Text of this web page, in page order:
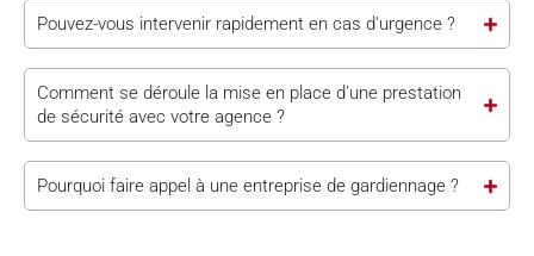
Pouvez-vous intervenir rapidement en cas d'urgence ?
Comment se déroule la mise en place d'une prestation
de sécurité avec votre agence ?
Pourquoi faire appel à une entreprise de gardiennage ?